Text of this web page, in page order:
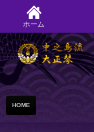
ホーム
HOME